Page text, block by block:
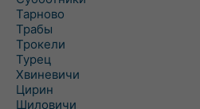
Тарново
Трабы
Трокели
Турец
Хвиневичи
Цирин
Шиловичи